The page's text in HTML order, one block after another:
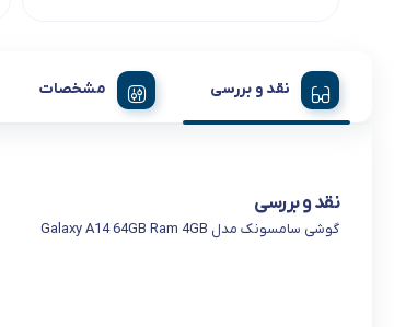
نقد و بررسی مشخصات
نقد و بررسی
گوشی سامسونک مدل Galaxy A14 64GB Ram 4GB